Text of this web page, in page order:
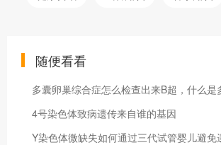
随便看看
多囊卵巢综合症怎么检查出来B超，什么是
4号染色体致病遗传来自谁的基因
Y染色体微缺失如何通过三代试管婴儿避免